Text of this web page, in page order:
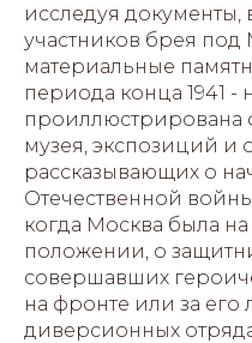
исследуя
участников брея под
материальные
периода конца 1941 -
проиллюстрирована
музея, экспозиций и
рассказывающих о
Отечественной
когда Москва была
положении, о
совершавших
на фронте или за его
диверсионных